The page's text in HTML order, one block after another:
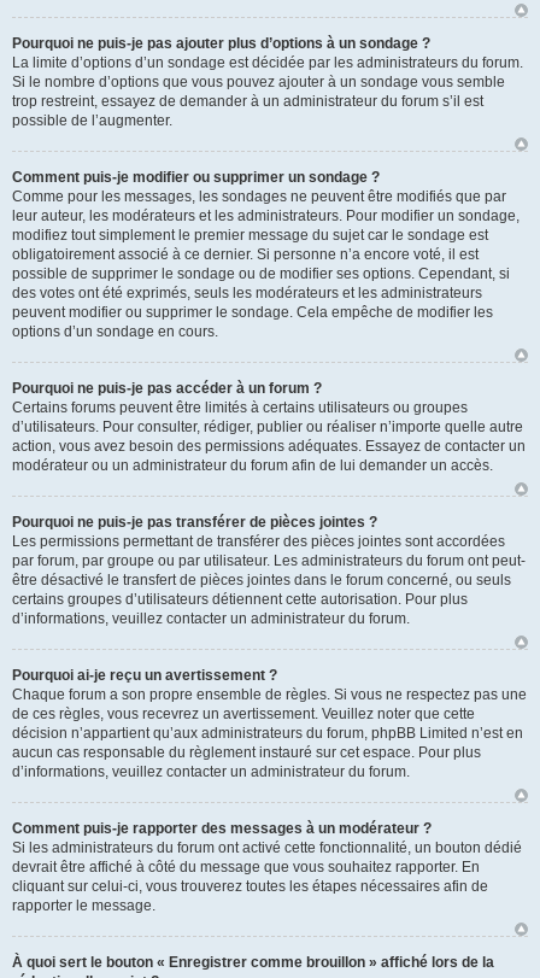
Pourquoi ne puis-je pas ajouter plus d’options à un sondage ?
La limite d’options d’un sondage est décidée par les administrateurs du forum.
Si le nombre d’options que vous pouvez ajouter à un sondage vous semble
trop restreint, essayez de demander à un administrateur du forum s’il est
possible de l’augmenter.
Comment puis-je modifier ou supprimer un sondage ?
Comme pour les messages, les sondages ne peuvent être modifiés que par
leur auteur, les modérateurs et les administrateurs. Pour modifier un sondage,
modifiez tout simplement le premier message du sujet car le sondage est
obligatoirement associé à ce dernier. Si personne n’a encore voté, il est
possible de supprimer le sondage ou de modifier ses options. Cependant, si
des votes ont été exprimés, seuls les modérateurs et les administrateurs
peuvent modifier ou supprimer le sondage. Cela empêche de modifier les
options d’un sondage en cours.
Pourquoi ne puis-je pas accéder à un forum ?
Certains forums peuvent être limités à certains utilisateurs ou groupes
d’utilisateurs. Pour consulter, rédiger, publier ou réaliser n’importe quelle autre
action, vous avez besoin des permissions adéquates. Essayez de contacter un
modérateur ou un administrateur du forum afin de lui demander un accès.
Pourquoi ne puis-je pas transférer de pièces jointes ?
Les permissions permettant de transférer des pièces jointes sont accordées
par forum, par groupe ou par utilisateur. Les administrateurs du forum ont peut-
être désactivé le transfert de pièces jointes dans le forum concerné, ou seuls
certains groupes d’utilisateurs détiennent cette autorisation. Pour plus
d’informations, veuillez contacter un administrateur du forum.
Pourquoi ai-je reçu un avertissement ?
Chaque forum a son propre ensemble de règles. Si vous ne respectez pas une
de ces règles, vous recevrez un avertissement. Veuillez noter que cette
décision n’appartient qu’aux administrateurs du forum, phpBB Limited n’est en
aucun cas responsable du règlement instauré sur cet espace. Pour plus
d’informations, veuillez contacter un administrateur du forum.
Comment puis-je rapporter des messages à un modérateur ?
Si les administrateurs du forum ont activé cette fonctionnalité, un bouton dédié
devrait être affiché à côté du message que vous souhaitez rapporter. En
cliquant sur celui-ci, vous trouverez toutes les étapes nécessaires afin de
rapporter le message.
À quoi sert le bouton « Enregistrer comme brouillon » affiché lors de la